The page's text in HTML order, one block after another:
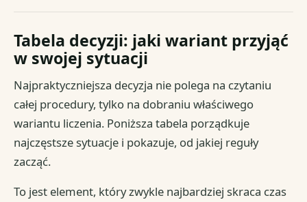
Tabela decyzji: jaki wariant przyjąć
w swojej sytuacji
Najpraktyczniejsza decyzja nie polega na czytaniu
całej procedury, tylko na dobraniu właściwego
wariantu liczenia. Poniższa tabela porządkuje
najczęstsze sytuacje i pokazuje, od jakiej reguły
zacząć.
To jest element, który zwykle najbardziej skraca czas